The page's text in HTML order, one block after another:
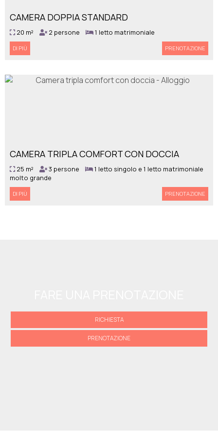
CAMERA DOPPIA STANDARD
20 m² 2 persone 1 letto matrimoniale
PRENOTAZIONE
DI PIÙ
CAMERA TRIPLA COMFORT CON DOCCIA
25 m² 3 persone
1 letto singolo e 1 letto matrimoniale
molto grande
PRENOTAZIONE
DI PIÙ
RICHIESTA
PRENOTAZIONE